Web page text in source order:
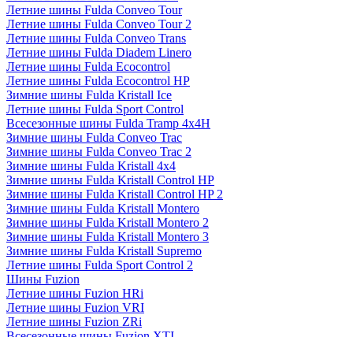
Летние шины Fulda Conveo Tour
Летние шины Fulda Conveo Tour 2
Летние шины Fulda Conveo Trans
Летние шины Fulda Diadem Linero
Летние шины Fulda Ecocontrol
Летние шины Fulda Ecocontrol HP
Зимние шины Fulda Kristall Ice
Летние шины Fulda Sport Control
Всесезонные шины Fulda Tramp 4x4H
Зимние шины Fulda Conveo Trac
Зимние шины Fulda Conveo Trac 2
Зимние шины Fulda Kristall 4x4
Зимние шины Fulda Kristall Control HP
Зимние шины Fulda Kristall Control HP 2
Зимние шины Fulda Kristall Montero
Зимние шины Fulda Kristall Montero 2
Зимние шины Fulda Kristall Montero 3
Зимние шины Fulda Kristall Supremo
Летние шины Fulda Sport Control 2
Шины Fuzion
Летние шины Fuzion HRi
Летние шины Fuzion VRI
Летние шины Fuzion ZRi